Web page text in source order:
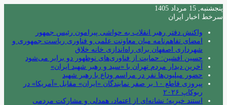
پنجشنبه, 15 مرداد 1405
سرخط اخبار ایران
واکنش دفتر رهبر انقلاب به حواشی پیرامون رئیس جمهور
امضای تفاهم‌نامه میان معاونت علمی و فناوری ریاست جمهوری و
شهرداری اصفهان برای راه‌اندازی خانه خلاق
حسین افشین: حمایت از فناوری‌های نوظهور دو برابر می‌شود
آخرین دیدار مردم تهران با «سید و رهبر شهید ایران»
حضور میلیون‌ها نفر در مراسم وداع با رهبر شهید
پیروزی قاطع ۱۰ بر صفر نمایندگان «ایران» مقابل «آمریکا» در
ربوکاپ ۲۰۲۶
استند خیریه؛ نشانه‌ای از اعتماد، همدلی و مشارکت مردمی